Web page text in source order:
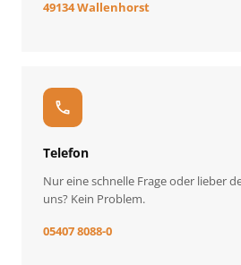
49134 Wallenhorst
call
Telefon
Nur eine schnelle Frage oder lieber
uns? Kein Problem.
05407 8088-0